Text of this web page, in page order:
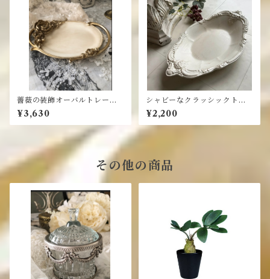
薔薇の装飾オーバルトレー
アイボリー＆ゴールド
¥3,630
シャビーなクラッシックトレ
イ・ホワイト
¥2,200
その他の商品